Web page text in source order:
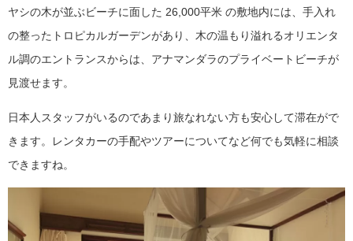
ヤシの木が並ぶビーチに面した 26,000平米 の敷地内には、手入れ
の整ったトロピカルガーデンがあり、木の温もり溢れるオリエンタ
ル調のエントランスからは、アナマンダラのプライベートビーチが
見渡せます。
日本人スタッフがいるのであまり旅なれない方も安心して滞在がで
きます。レンタカーの手配やツアーについてなど何でも気軽に相談
できますね。